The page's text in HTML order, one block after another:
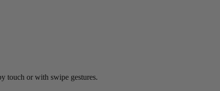
touch or with swipe gestures.